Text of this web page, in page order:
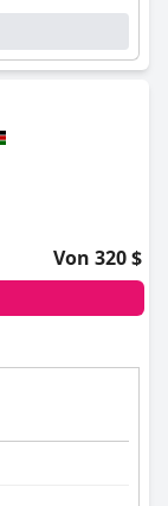
Von 320 $